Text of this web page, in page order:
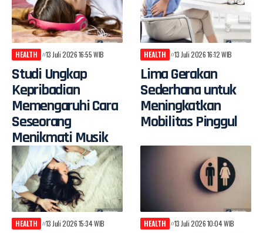
HEALTH 13 Juli 2026 16:55 WIB
Studi Ungkap
Kepribadian
Memengaruhi Cara
Seseorang
Menikmati Musik
HEALTH 13 Juli 2026 16:12 WIB
Lima Gerakan
Sederhana untuk
Meningkatkan
Mobilitas Pinggul
HEALTH 13 Juli 2026 15:34 WIB HEALTH 13 Juli 2026 10:04 WIB